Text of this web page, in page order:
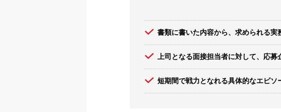
書類に書いた内容から、求められる実
上司となる面接担当者に対して、応
短期間で戦力となれる具体的なエピソ